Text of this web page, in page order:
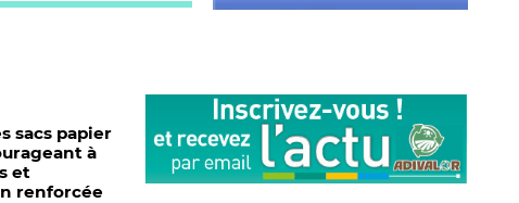
sacs papier
à
et
renforcée